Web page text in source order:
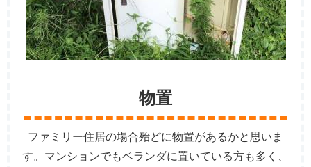
物置
ファミリー住居の場合殆どに物置があるかと思いま
す。マンションでもベランダに置いている方も多く、